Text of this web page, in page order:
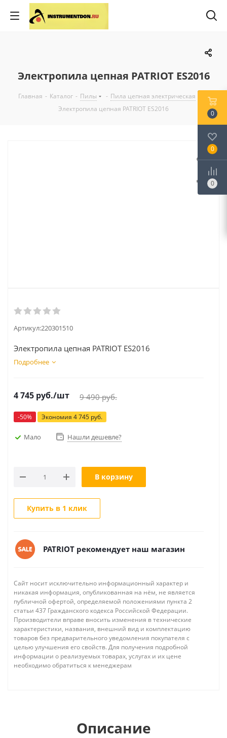
Электропила цепная PATRIOT ES2016
Главная - Каталог - Пилы - Пила цепная электрическая
Электропила цепная PATRIOT ES2016
Артикул:220301510
Электропила цепная PATRIOT ES2016
Подробнее
4 745 руб./шт 9 490руб.
-50% Экономия 4 745 руб.
Мало Нашли дешевле?
В корзину
Купить в 1 клик
PATRIOT рекомендует наш магазин
Сайт носит исключительно информационный характер и
никакая информация, опубликованная на нём, не является
публичной офертой, определяемой положениями пункта 2
статьи 437 Гражданского кодекса Российской Федерации.
Производители вправе вносить изменения в технические
характеристики, названия, внешний вид и комплектацию
товаров без предварительного уведомления покупателя с
целью улучшения его свойств. Для получения подробной
информации о реализуемых товарах, услугах и их цене
необходимо обратиться к менеджерам
Описание
0
0
0